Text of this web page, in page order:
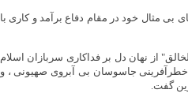
بی مثال خود در مقام دفاع برآمد و کاری با
از نهان دل بر فداکاری سربازان اسلام
خطرآفرینی جاسوسان بی آبروی صهیونی ، و
گفت.